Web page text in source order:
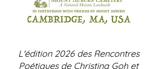
L'édition 2026 des Rencontres
Poétiques de Christina Goh et